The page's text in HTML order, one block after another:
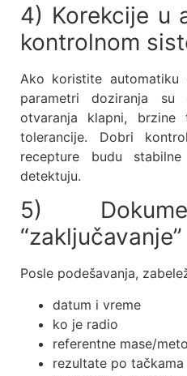
4) Korekcije u
kontrolnom
Ako koristite automatiku
parametri doziranja su
otvaranja klapni, brzine
tolerancije. Dobri
recepture budu
detektuju.
5)
Posle podešavanja,
datum i vreme
ko je radio
referentne mase/
rezultate po